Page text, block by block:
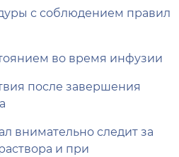
с соблюдением правил
во время инфузии
после завершения
внимательно следит за
и при